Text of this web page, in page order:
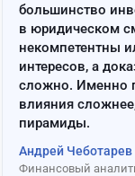
большинство
в юридическом
некомпетентны
интересов, а
сложно. Именно
влияния
пирамиды.
Андрей Чеботарев
Финансовый